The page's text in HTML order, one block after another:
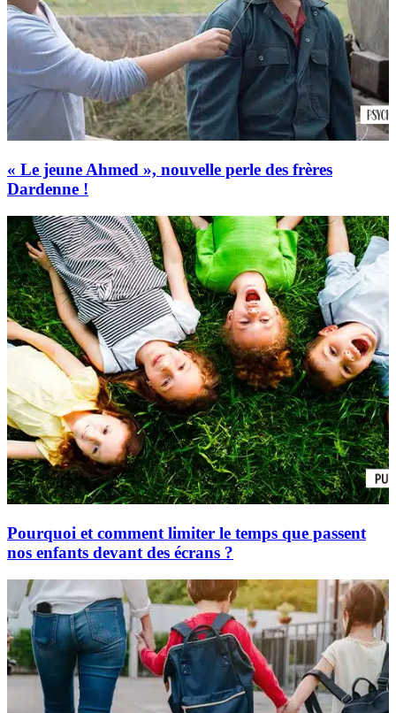
« Le jeune Ahmed », nouvelle perle des frères
Dardenne !
Pourquoi et comment limiter le temps que passent
nos enfants devant des écrans ?